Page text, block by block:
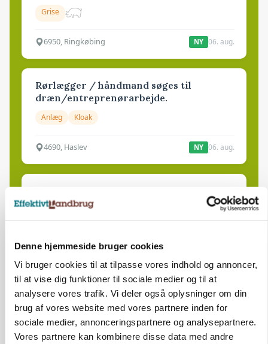
Denne hjemmeside bruger cookies
Vi bruger cookies til at tilpasse vores indhold og annoncer,
til at vise dig funktioner til sociale medier og til at
analysere vores trafik. Vi deler også oplysninger om din
brug af vores website med vores partnere inden for
sociale medier, annonceringspartnere og analysepartnere.
Vores partnere kan kombinere disse data med andre
Grise
6950, Ringkøbing NY 06. aug.
Rørlægger / håndmand søges til
dræn/entreprenørarbejde.
Anlæg Kloak
4690, Haslev NY 06. aug.
Maskinstation
Godstransport
4700, Næstved
Medarbejdere til griseproduktion